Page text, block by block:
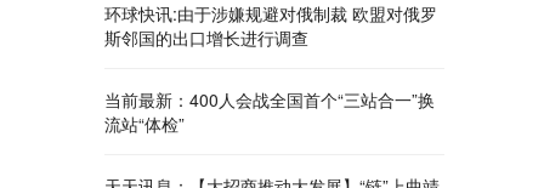
环球快讯:由于涉嫌规避对俄制裁 欧盟对俄罗
斯邻国的出口增长进行调查
当前最新：400人会战全国首个“三站合一”换
流站“体检”